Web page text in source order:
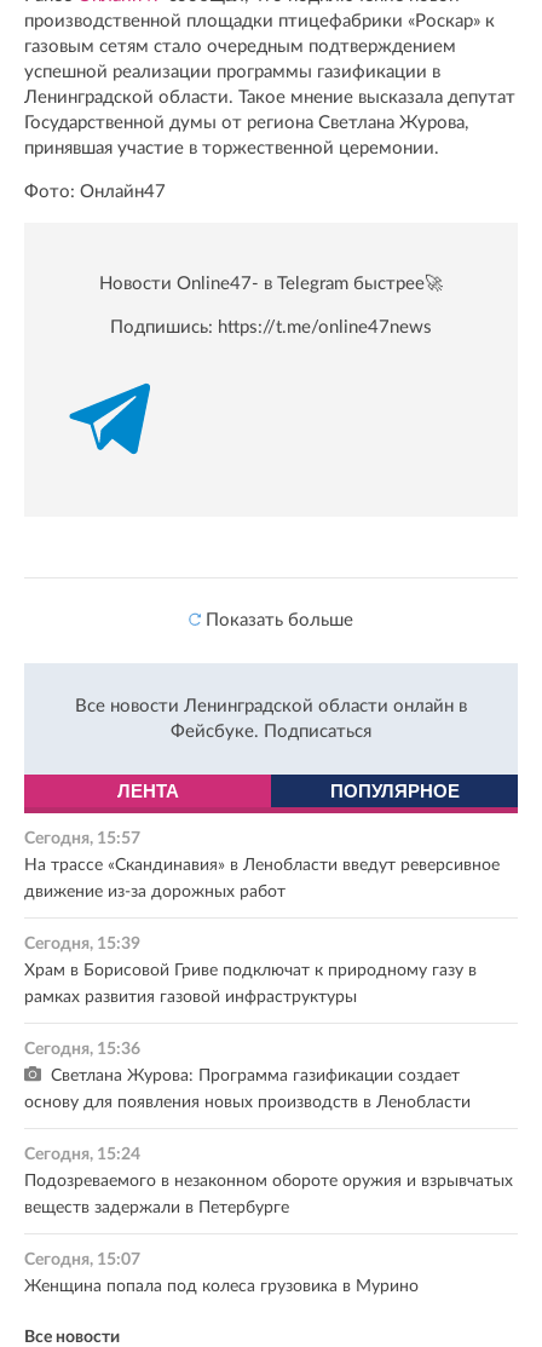
производственной площадки птицефабрики «Роскар» к
газовым сетям стало очередным подтверждением
успешной реализации программы газификации в
Ленинградской области. Такое мнение высказала депутат
Государственной думы от региона Светлана Журова,
принявшая участие в торжественной церемонии.
Фото: Онлайн47
Новости Online47- в Telegram быстрее🚀
Подпишись: https://t.me/online47news
Показать больше
Все новости Ленинградской области онлайн в
Фейсбуке. Подписаться
ЛЕНТА ПОПУЛЯРНОЕ
Сегодня, 15:57
На трассе «Скандинавия» в Ленобласти введут реверсивное
движение из-за дорожных работ
Сегодня, 15:39
Храм в Борисовой Гриве подключат к природному газу в
рамках развития газовой инфраструктуры
Сегодня, 15:36
Светлана Журова: Программа газификации создает
основу для появления новых производств в Ленобласти
Сегодня, 15:24
Подозреваемого в незаконном обороте оружия и взрывчатых
веществ задержали в Петербурге
Сегодня, 15:07
Женщина попала под колеса грузовика в Мурино
Все новости